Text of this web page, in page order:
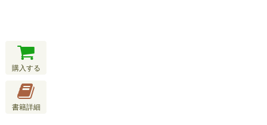
購入する
書籍詳細